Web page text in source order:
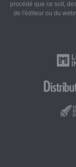
procédé que ce soit,
de l'éditeur ou du